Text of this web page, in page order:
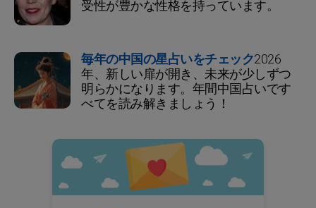
受性が豊かな性格を持っています。
毎年の中国の星占いをチェック2026
年、新しい扉が開き、未来が少しずつ
明らかになります。年間中国占いです
べてを読み解きましょう！